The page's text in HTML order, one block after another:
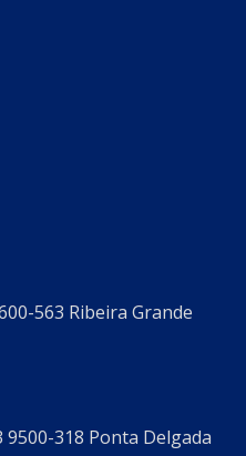
563 Ribeira Grande
318 Ponta Delgada